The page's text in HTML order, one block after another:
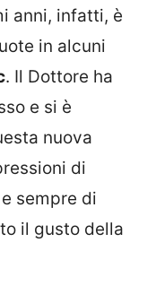
anni, infatti, è
in alcuni
. Il Dottore ha
e si è
nuova
di
sempre di
il gusto della